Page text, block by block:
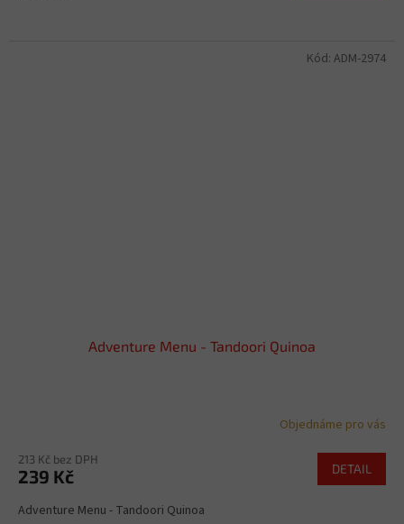
Adventure Menu - Tandoori Quinoa
Objednáme pro vás
213 Kč bez DPH
239 Kč DETAIL
Adventure Menu - Tandoori Quinoa
Kód: ADM-2974